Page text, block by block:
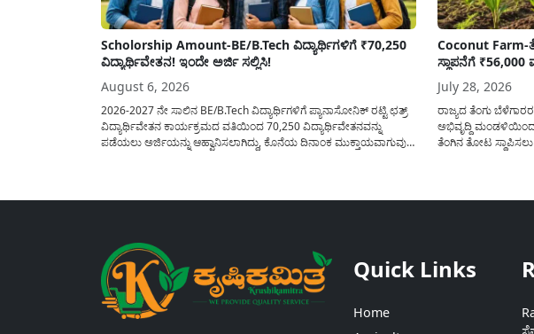
Scholorship Amount-BE/B.Tech ವಿದ್ಯಾರ್ಥಿಗಳಿಗೆ ₹70,250
ವಿದ್ಯಾರ್ಥಿವೇತನ! ಇಂದೇ ಅರ್ಜಿ ಸಲ್ಲಿಸಿ!
August 6, 2026
2026-2027 ನೇ ಸಾಲಿನ BE/B.Tech ವಿದ್ಯಾರ್ಥಿಗಳಿಗೆ ಪ್ಯಾನಾಸೋನಿಕ್ ರಟ್ಟಿ ಛತ್ರ್
ವಿದ್ಯಾರ್ಥಿವೇತನ ಕಾರ್ಯಕ್ರಮದ ವತಿಯಿಂದ 70,250 ವಿದ್ಯಾರ್ಥಿವೇತನವನ್ನು
ಪಡೆಯಲು ಅರ್ಜಿಯನ್ನು ಆಹ್ವಾನಿಸಲಾಗಿದ್ದು, ಕೊನೆಯ ದಿನಾಂಕ ಮುಕ್ತಾಯವಾಗುವುದ
Coconut
ಸ್ಥಾಪನೆಗೆ
July 28, 2026
ರಾಜ್ಯದ ತೆಂಗು
ಅಭಿವೃದ್ದಿ
ತೆಂಗಿನ ತೋಟ
Quick Links
Home